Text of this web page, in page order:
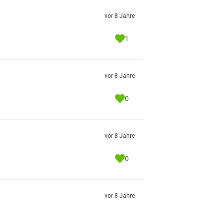
vor 8 Jahre
1
vor 8 Jahre
0
vor 8 Jahre
0
vor 8 Jahre